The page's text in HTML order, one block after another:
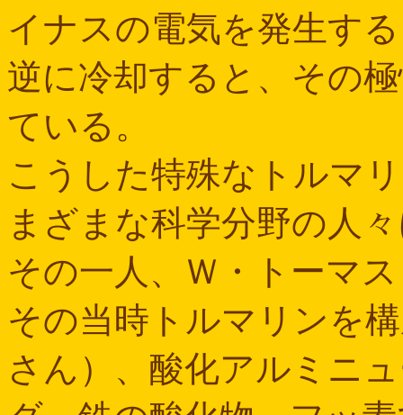
イナスの電気を発生す
逆に冷却すると、その
ている。
こうした特殊なトルマ
まざまな科学分野の人
その一人、Ｗ・トーマ
その当時トルマリンを
さん）、酸化アルミニ